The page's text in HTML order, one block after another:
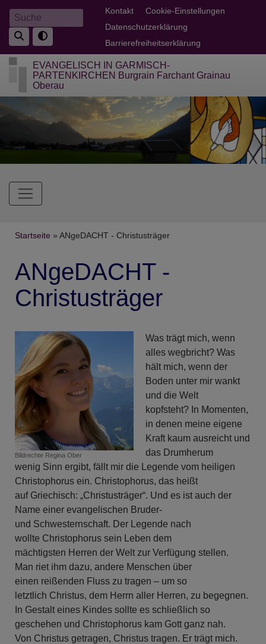
Direkt
zum
Inhalt
Suche Fußbereichsmenü
Kontakt
Cookie-Einstellungen
Datenschutzerklärung
Barrierefreiheitserklärung
EVANGELISCH IN GARMISCH-
PARTENKIRCHEN Burgrain Farchant Grainau
Oberau
Hauptnavigation
Breadcrumb
Startseite ANgeDACHT - Christusträger
ANgeDACHT -
Christusträger
Bildrechte Regina Ober
Was trägt mich, wenn
alles wegbricht? Was
hält mich, wenn der
Boden unter mir wankt
und die Welt
kopfsteht? In Momenten,
in denen meine eigene
Kraft kaum ausreicht und
das Drumherum
wenig Sinn ergibt, fällt mir die Legende vom heiligen
Christophorus ein. Christophorus, das heißt
auf Griechisch: „Christusträger“. Und es ist auch der
Name einer evangelischen Bruder-
und Schwesternschaft. Der Legende nach
wollte Christophorus sein Leben dem
mächtigsten Herren der Welt zur Verfügung stellen.
Man riet ihm dazu, andere Menschen über
einen reißenden Fluss zu tragen – um so
letztlich Christus, dem Herrn aller Herren, zu begegnen.
In Gestalt eines Kindes sollte es schließlich so
geschehen und Christophorus kam Gott ganz nah.
Von Christus getragen, Christus tragen. Er trägt mich.